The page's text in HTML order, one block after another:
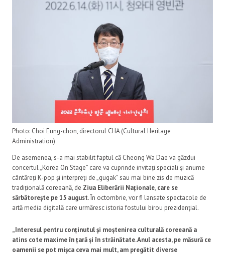
Photo: Choi Eung-chon, directorul CHA (Cultural Heritage
Administration)
De asemenea, s-a mai stabilit faptul că Cheong Wa Dae va găzdui
concertul „Korea On Stage” care va cuprinde invitați speciali și anume
cântăreți K-pop și interpreți de „gugak” sau mai bine zis de muzică
tradițională coreeană, de Ziua Eliberării Naționale, care se
sărbătorește pe 15 august. În octombrie, vor fi lansate spectacole de
artă media digitală care urmăresc istoria fostului birou prezidențial.
„Interesul pentru conținutul și moștenirea culturală coreeană a
atins cote maxime în țară și în străinătate. Anul acesta, pe măsură ce
oamenii se pot mișca ceva mai mult, am pregătit diverse